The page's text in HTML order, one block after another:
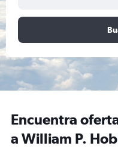
Encuentra
a William P.